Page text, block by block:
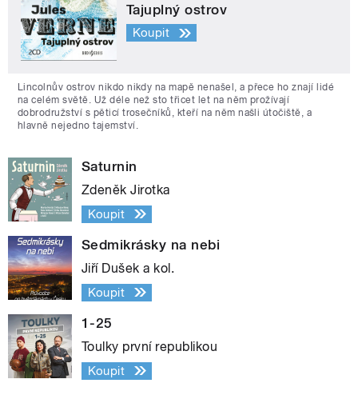
Tajuplný ostrov
Koupit
Lincolnův ostrov nikdo nikdy na mapě nenašel, a přece ho znají lidé
na celém světě. Už déle než sto třicet let na něm prožívají
dobrodružství s pěticí trosečníků, kteří na něm našli útočiště, a
hlavně nejedno tajemství.
Saturnin
Zdeněk Jirotka
Koupit
Sedmikrásky na nebi
Jiří Dušek a kol.
Koupit
1-25
Toulky první republikou
Koupit